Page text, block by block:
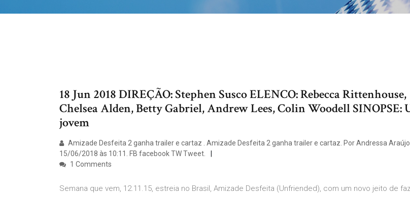
18 Jun 2018 DIREÇÃO: Stephen Susco ELENCO: Rebecca Rittenhouse,
Chelsea Alden, Betty Gabriel, Andrew Lees, Colin Woodell SINOPSE:
jovem
Amizade Desfeita 2 ganha trailer e cartaz . Amizade Desfeita 2 ganha trailer e cartaz. Por Andressa
15/06/2018 às 10:11. FB facebook TW Tweet.
1 Comments
Semana que vem, 12.11.15, estreia no Brasil, Amizade Desfeita (Unfriended), com um novo jeito de